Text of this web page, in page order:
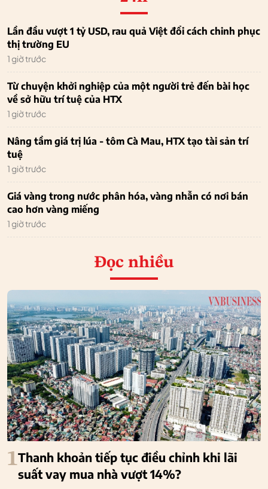
Lần đầu vượt 1 tỷ USD, rau quả Việt đổi cách chinh phục
thị trường EU
1 giờ trước
Từ chuyện khởi nghiệp của một người trẻ đến bài học
về sở hữu trí tuệ của HTX
1 giờ trước
Nâng tầm giá trị lúa - tôm Cà Mau, HTX tạo tài sản trí
tuệ
1 giờ trước
Giá vàng trong nước phân hóa, vàng nhẫn có nơi bán
cao hơn vàng miếng
1 giờ trước
Đọc nhiều
1Thanh khoản tiếp tục điều chỉnh khi lãi
suất vay mua nhà vượt 14%?